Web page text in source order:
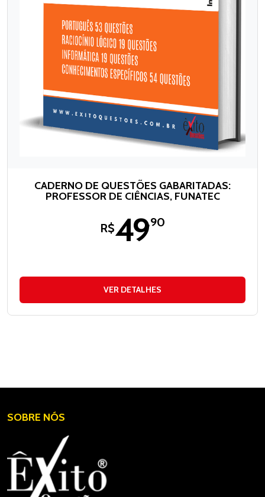
CADERNO DE QUESTÕES GABARITADAS:
PROFESSOR DE CIÊNCIAS, FUNATEC
R$49,90
VER DETALHES
SOBRE NÓS